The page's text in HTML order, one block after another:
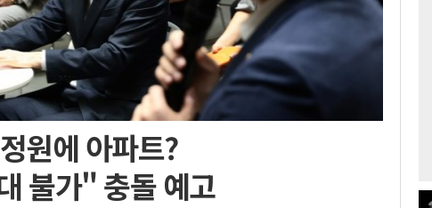
원에 아파트?
불가" 충돌 예고